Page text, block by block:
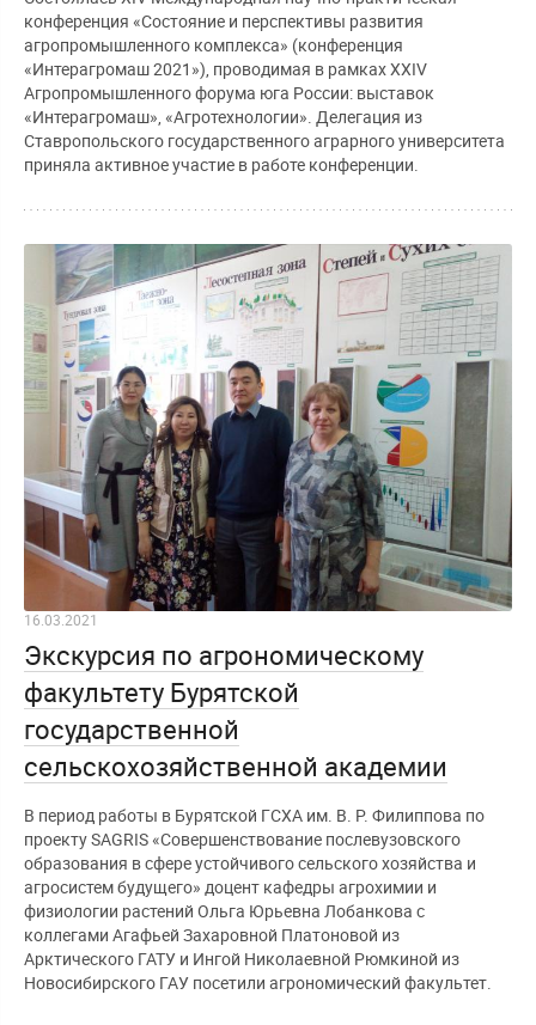
конференция «Состояние и перспективы развития
агропромышленного комплекса» (конференция
«Интерагромаш 2021»), проводимая в рамках XXIV
Агропромышленного форума юга России: выставок
«Интерагромаш», «Агротехнологии». Делегация из
Ставропольского государственного аграрного университета
приняла активное участие в работе конференции.
16.03.2021
Экскурсия по агрономическому
факультету Бурятской
государственной
сельскохозяйственной академии
В период работы в Бурятской ГСХА им. В. Р. Филиппова по
проекту SAGRIS «Совершенствование послевузовского
образования в сфере устойчивого сельского хозяйства и
агросистем будущего» доцент кафедры агрохимии и
физиологии растений Ольга Юрьевна Лобанкова с
коллегами Агафьей Захаровной Платоновой из
Арктического ГАТУ и Ингой Николаевной Рюмкиной из
Новосибирского ГАУ посетили агрономический факультет.